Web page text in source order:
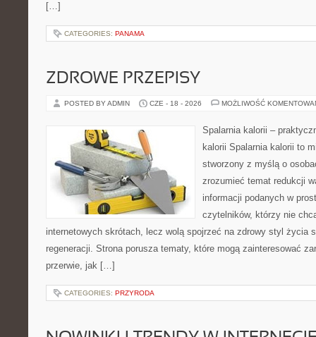
[…]
CATEGORIES: PANAMA
ZDROWE PRZEPISY
POSTED BY ADMIN CZE - 18 - 2026 MOŻLIWOŚĆ
Spalarnia kalorii –
kalorii Spalarnia kalorii to
stworzony z myślą o
zrozumieć temat redukcji
informacji podanych w
czytelników, którzy nie
internetowych skrótach, lecz wolą spojrzeć na zdrowy styl życia
regeneracji. Strona porusza tematy, które mogą zainteresować
przerwie, jak […]
CATEGORIES: PRZYRODA